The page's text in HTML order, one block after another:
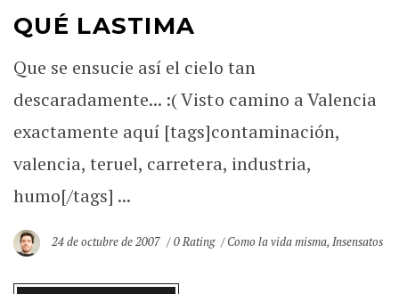
QUÉ LASTIMA
Que se ensucie así el cielo tan
descaradamente... :( Visto camino a Valencia
exactamente aquí [tags]contaminación,
valencia, teruel, carretera, industria,
humo[/tags] ...
24 de octubre de 2007 0 Rating Como la vida misma,Insensatos